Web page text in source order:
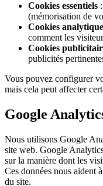
Cookies essentiels
(mémorisation de
Cookies
comment les
Cookies
publicités
Vous pouvez configurer
mais cela peut affecter
Google
Nous utilisons Google
site web. Google
sur la manière dont les
Ces données nous aident
du site.